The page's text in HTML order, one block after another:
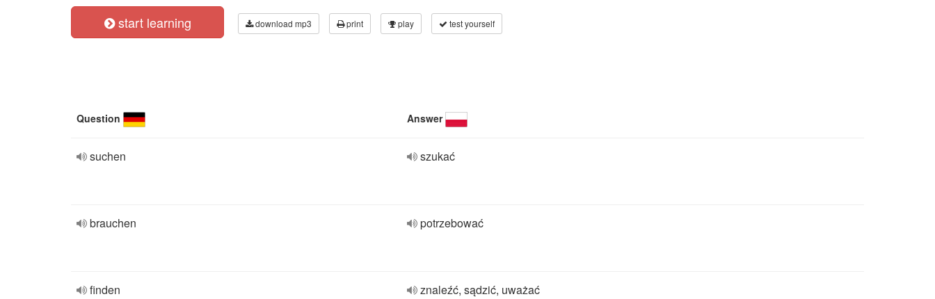
start learning download mp3 print play test yourself
Question Answer
suchen szukać
brauchen potrzebować
finden znaleźć, sądzić, uważać